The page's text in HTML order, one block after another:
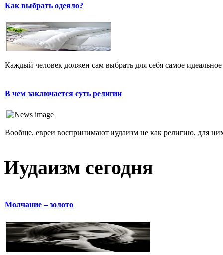
Как выбрать одеяло?
Каждый человек должен сам выбрать для себя самое
В чем заключается суть религии
Вообще, евреи воспринимают иудаизм не как религию, для
Иудаизм сегодня
Молчание – золото